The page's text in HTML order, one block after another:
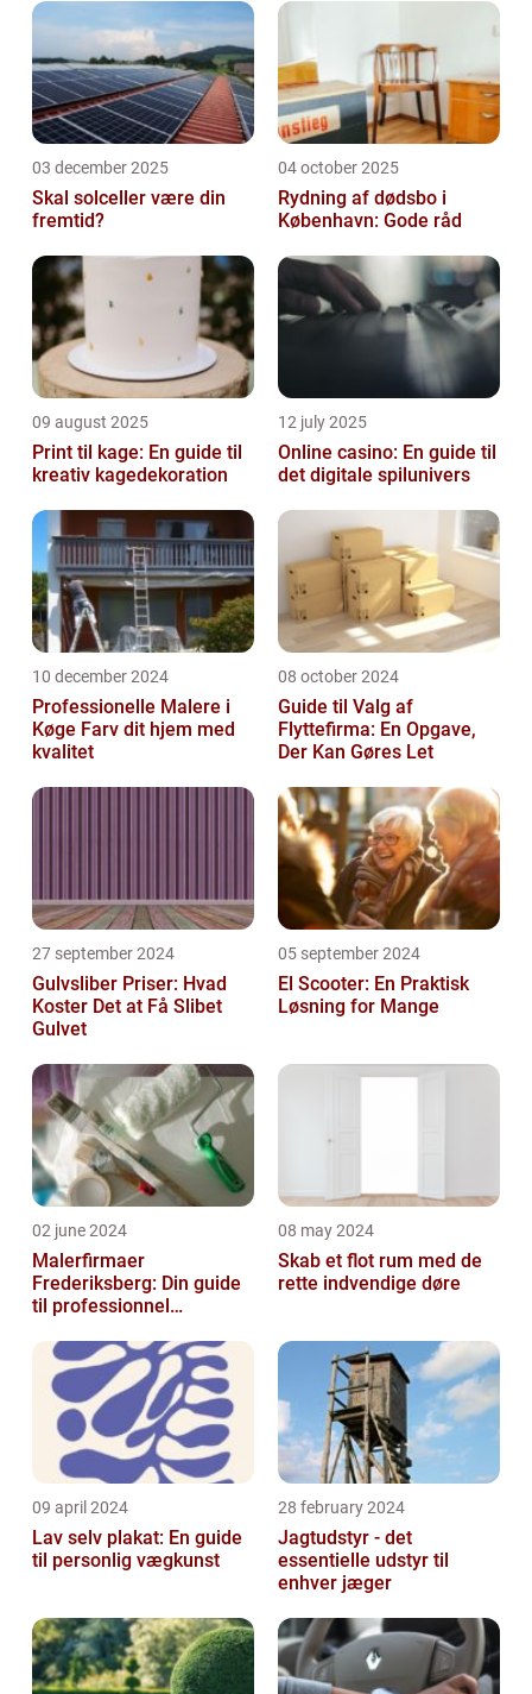
03 december 2025
Skal solceller være din
fremtid?
04 october 2025
Rydning af dødsbo i
København: Gode råd
09 august 2025
Print til kage: En guide til
kreativ kagedekoration
12 july 2025
Online casino: En guide til
det digitale spilunivers
10 december 2024
Professionelle Malere i
Køge Farv dit hjem med
kvalitet
08 october 2024
Guide til Valg af
Flyttefirma: En Opgave,
Der Kan Gøres Let
27 september 2024
Gulvsliber Priser: Hvad
Koster Det at Få Slibet
Gulvet
05 september 2024
El Scooter: En Praktisk
Løsning for Mange
02 june 2024
Malerfirmaer
Frederiksberg: Din guide
til professionnel
08 may 2024
Skab et flot rum med de
rette indvendige døre
09 april 2024
Lav selv plakat: En guide
til personlig vægkunst
28 february 2024
Jagtudstyr - det
essentielle udstyr til
enhver jæger